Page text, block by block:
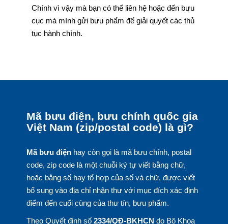
Chính vì vậy mà bạn có thể liên hệ hoặc đến bưu
cục mà mình gửi bưu phẩm để giải quyết các thủ
tục hành chính.
Mã bưu điện, bưu chính quốc gia
Việt Nam (zip/postal code) là gì?
Mã bưu điệnhay còn gọi là mã bưu chính, postal
code, zip code là một chuỗi ký tự viết bằng chữ,
hoặc bằng số hay tổ hợp của số và chữ, được viết
bổ sung vào địa chỉ nhận thư với mục đích xác định
điểm đến cuối cùng của thư tín, bưu phẩm.
Theo Quyết định số 2334/QĐ-BKHCN do Bộ Khoa